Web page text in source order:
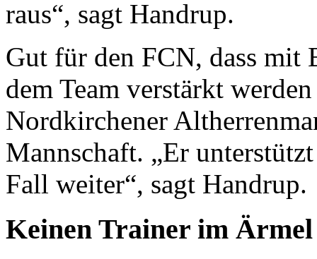
raus“, sagt Handrup.
Gut für den FCN, dass mit
dem Team verstärkt
Nordkirchener
Mannschaft. „Er
Fall weiter“, sagt Handrup.
Keinen Trainer im Ärmel